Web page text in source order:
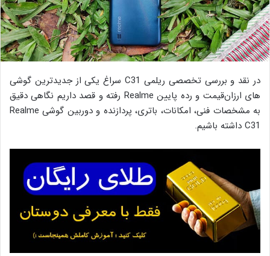
در نقد و بررسی تخصصی ریلمی C31 سراغ یکی از جدیدترین گوشی
های ارزان‌قیمت و رده پایین Realme رفته و قصد داریم نگاهی دقیق
به مشخصات فنی، امکانات، باتری، پردازنده و دوربین گوشی Realme
C31 داشته باشیم.